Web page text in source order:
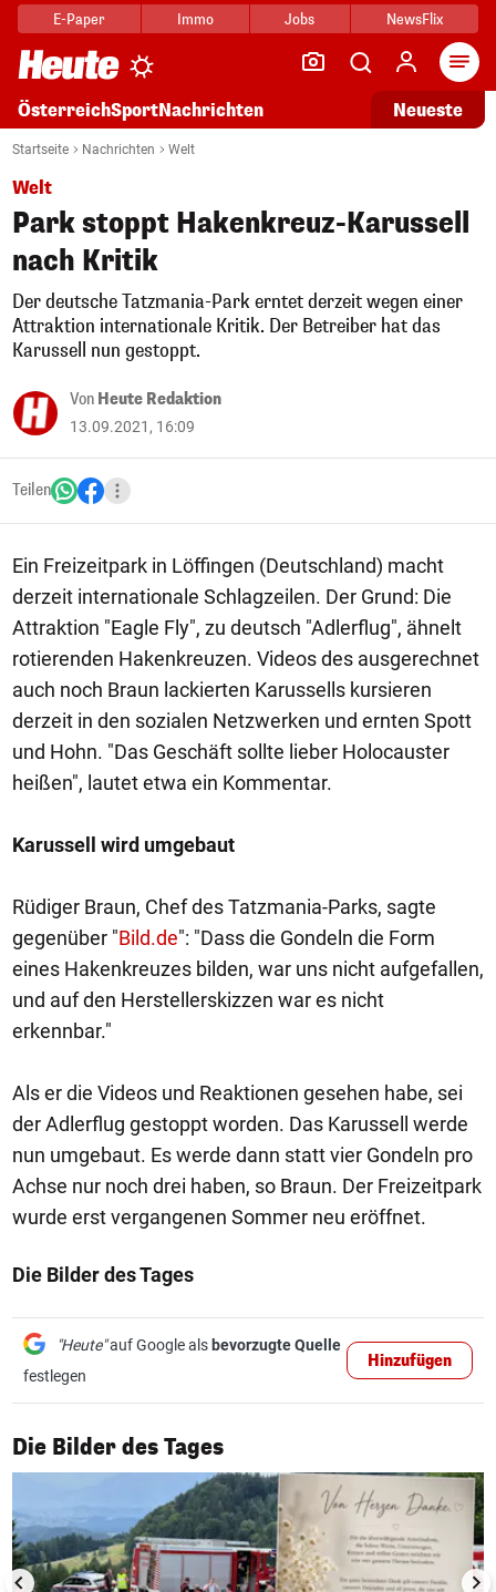
E-Paper Immo Jobs NewsFlix
ÖsterreichSportNachrichten Neueste
Startseite Nachrichten Welt
Welt
Park stoppt Hakenkreuz-Karussell
nach Kritik
Der deutsche Tatzmania-Park erntet derzeit wegen einer
Attraktion internationale Kritik. Der Betreiber hat das
Karussell nun gestoppt.
Von Heute Redaktion
13.09.2021, 16:09
Teilen
Ein Freizeitpark in Löffingen (Deutschland) macht
derzeit internationale Schlagzeilen. Der Grund: Die
Attraktion "Eagle Fly", zu deutsch "Adlerflug", ähnelt
rotierenden Hakenkreuzen. Videos des ausgerechnet
auch noch Braun lackierten Karussells kursieren
derzeit in den sozialen Netzwerken und ernten Spott
und Hohn. "Das Geschäft sollte lieber Holocauster
heißen", lautet etwa ein Kommentar.
Karussell wird umgebaut
Rüdiger Braun, Chef des Tatzmania-Parks, sagte
gegenüber "Bild.de": "Dass die Gondeln die Form
eines Hakenkreuzes bilden, war uns nicht aufgefallen,
und auf den Herstellerskizzen war es nicht
erkennbar."
Als er die Videos und Reaktionen gesehen habe, sei
der Adlerflug gestoppt worden. Das Karussell werde
nun umgebaut. Es werde dann statt vier Gondeln pro
Achse nur noch drei haben, so Braun. Der Freizeitpark
wurde erst vergangenen Sommer neu eröffnet.
Die Bilder des Tages
"Heute"auf Google als bevorzugte Quelle
festlegen
Hinzufügen
Die Bilder des Tages
1/50